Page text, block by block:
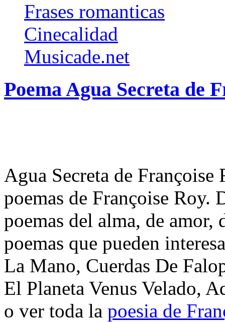
Frases romanticas
Cinecalidad
Musicade.net
Poema Agua Secreta de
Agua Secreta de
poemas de Françoise Roy.
poemas del alma, de
poemas que pueden
La Mano, Cuerdas De
El Planeta Venus Velado,
o ver toda la poesia de